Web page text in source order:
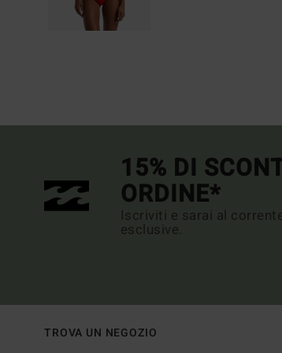
15% DI
ORDINE*
Iscriviti e sarai al
esclusive.
TROVA UN NEGOZIO